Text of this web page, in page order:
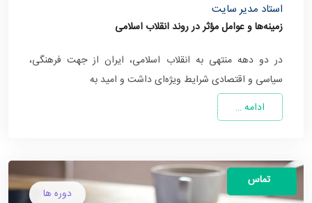
استاد مدیر سایت
زمینه‌ها و عوامل مؤثر در روند انقلاب اسلامی
در دو دهه منتهی به انقلاب اسلامی، ایران از جهت فرهنگی،
سیاسی و اقتصادی شرایط ویژه‌ای داشت و امید به
ادامه …
دوره ها
تماس